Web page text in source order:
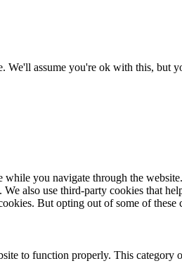
We'll assume you're ok with this, but
you navigate through the
also use third-party cookies that
But opting out of some of
to function properly. This